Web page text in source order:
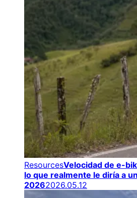
ResourcesVelocidad de e-
lo que realmente le diría a
20262026.05.12